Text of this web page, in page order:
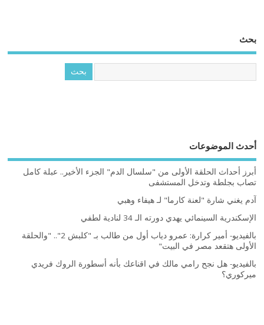
بحث
أحدث الموضوعات
أبرز أحداث الحلقة الأولى من "سلسال الدم" الجزء الأخير.. عبلة كامل
تصاب بجلطة وتدخل المستشفى
آدم يغني شارة "لعنة كارما" لـ هيفاء وهبي
الإسكندرية السينمائي يهدي دورته الـ 34 لنادية لطفي
بالفيديو- أمير كرارة: عمرو دياب أول من طالب بـ "كلبش 2".. "والحلقة
الأولى هتقعد مصر في البيت"
بالفيديو- هل نجح رامي مالك في اقناعك بأنه أسطورة الروك فريدي
ميركوري؟